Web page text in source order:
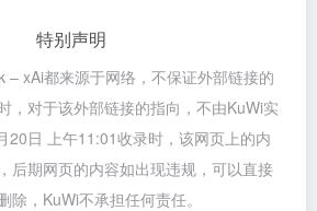
特别声明
– xAi都来源于网络，不保证外部链接的
，对于该外部链接的指向，不由KuWi实
20日 上午11:01收录时，该网页上的内
后期网页的内容如出现违规，可以直接
除，KuWi不承担任何责任。